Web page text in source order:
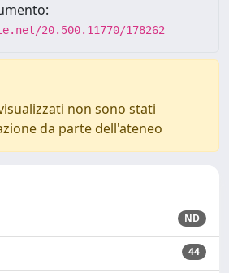
20.500.11770/178262
non sono stati
da parte dell'ateneo
ND
44